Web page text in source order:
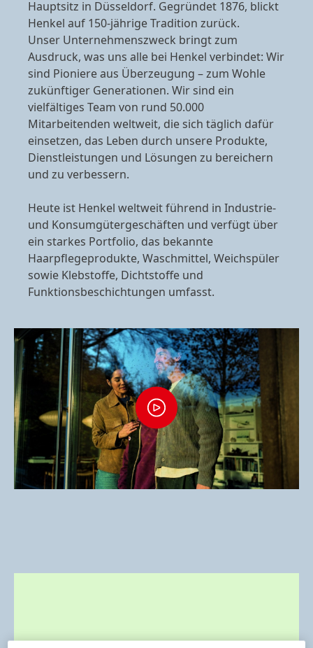
Hauptsitz in Düsseldorf. Gegründet 1876, blickt
Henkel auf 150-jährige Tradition zurück.
Unser Unternehmenszweck bringt zum
Ausdruck, was uns alle bei Henkel verbindet: Wir
sind Pioniere aus Überzeugung – zum Wohle
zukünftiger Generationen. Wir sind ein
vielfältiges Team von rund 50.000
Mitarbeitenden weltweit, die sich täglich dafür
einsetzen, das Leben durch unsere Produkte,
Dienstleistungen und Lösungen zu bereichern
und zu verbessern.
Heute ist Henkel weltweit führend in Industrie-
und Konsumgütergeschäften und verfügt über
ein starkes Portfolio, das bekannte
Haarpflegeprodukte, Waschmittel, Weichspüler
sowie Klebstoffe, Dichtstoffe und
Funktionsbeschichtungen umfasst.